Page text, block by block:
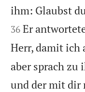
ihm: Glaubst
36 Er
Herr, damit ich
aber sprach zu
und der mit dir